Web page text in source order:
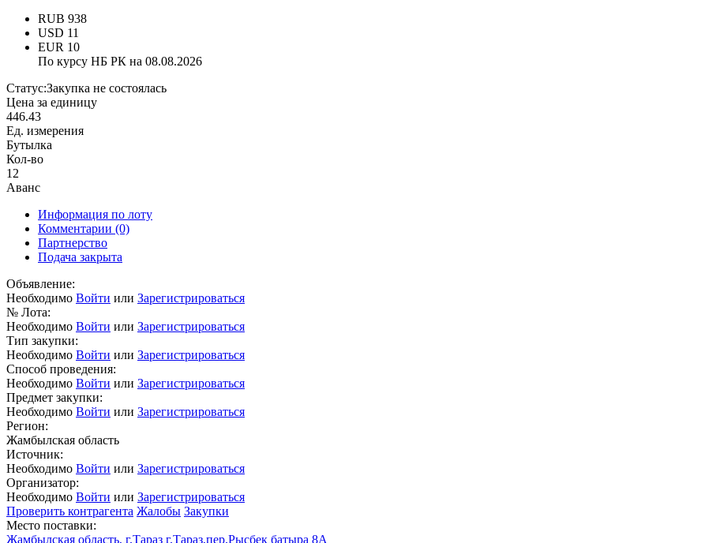
RUB 938
USD 11
EUR 10
По курсу НБ РК на 08.08.2026
Статус:Закупка не состоялась
Цена за единицу
446.43
Ед. измерения
Бутылка
Кол-во
12
Аванс
Информация по лоту
Комментарии (0)
Партнерство
Подача закрыта
Объявление:
Необходимо Войти или Зарегистрироваться
№ Лота:
Необходимо Войти или Зарегистрироваться
Тип закупки:
Необходимо Войти или Зарегистрироваться
Способ проведения:
Необходимо Войти или Зарегистрироваться
Предмет закупки:
Необходимо Войти или Зарегистрироваться
Регион:
Жамбылская область
Источник:
Необходимо Войти или Зарегистрироваться
Организатор:
Необходимо Войти или Зарегистрироваться
Проверить контрагента Жалобы Закупки
Место поставки:
Жамбылская область, г.Тараз г.Тараз,пер.Рысбек батыра 8А